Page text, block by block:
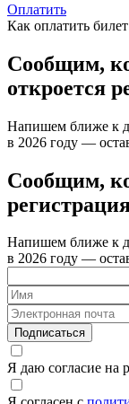
Оплатить
Как оплатить
Сообщим,
откроется
Напишем ближе к
в 2026 году —
Сообщим,
Напишем ближе к
в 2026 году —
Подписаться
Я даю согласие на